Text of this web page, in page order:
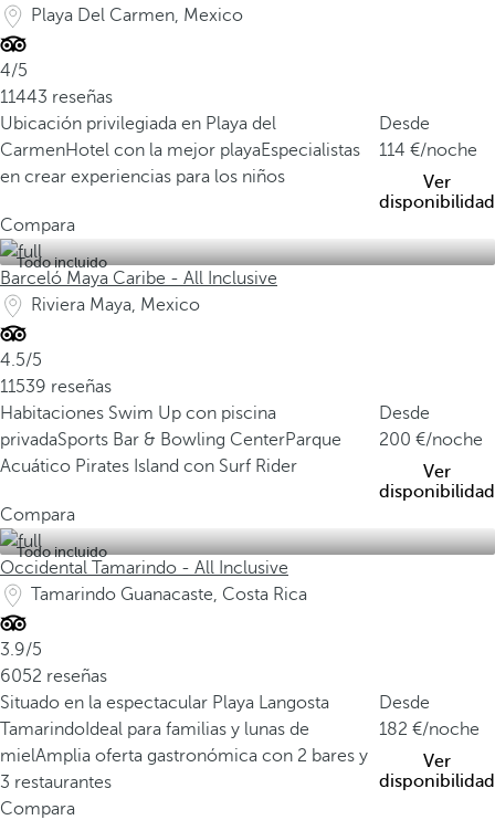
Playa Del Carmen, Mexico
4/5
11443 reseñas
Ubicación privilegiada en Playa del
CarmenHotel con la mejor playaEspecialistas
en crear experiencias para los niños
Desde
114
/noche
Ver
disponibilidad
Compara
Todo incluido
Barceló Maya Caribe - All Inclusive
Riviera Maya, Mexico
4.5/5
11539 reseñas
Habitaciones Swim Up con piscina
privadaSports Bar & Bowling CenterParque
Acuático Pirates Island con Surf Rider
Desde
200
/noche
Ver
disponibilidad
Compara
Todo incluido
Occidental Tamarindo - All Inclusive
Tamarindo Guanacaste, Costa Rica
3.9/5
6052 reseñas
Situado en la espectacular Playa Langosta
Tamarindo Ideal para familias y lunas de
mielAmplia oferta gastronómica con 2 bares y
3 restaurantes
Desde
182
/noche
Ver
disponibilidad
Compara